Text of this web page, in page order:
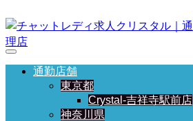
通勤店舗
東京都
Crystal-吉祥寺駅前店
神奈川県